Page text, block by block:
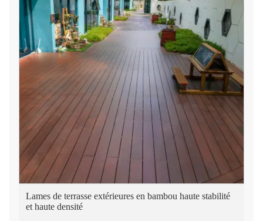
Lames de terrasse extérieures en bambou haute stabilité
et haute densité